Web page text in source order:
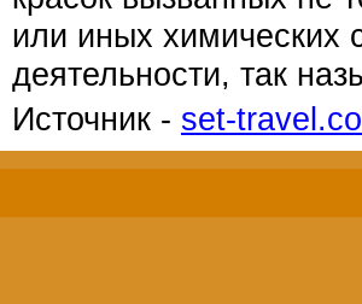
или иных химических
деятельности, так
Источник - set-